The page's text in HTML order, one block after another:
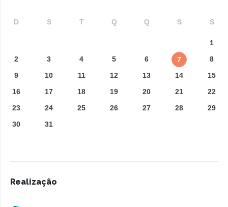
D S T Q Q S S
1
2
3 4 5 6 7
8
9
10 11 12 13 14
15
16
17 18 19 20 21
22
23
24 25 26 27 28
29
30
31
Realização